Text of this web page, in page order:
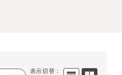
表示切替：